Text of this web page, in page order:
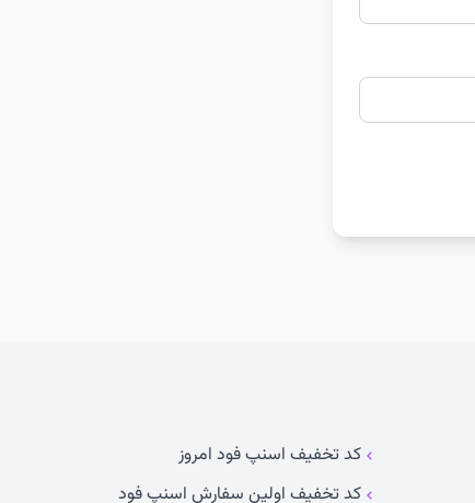
کد تخفیف اسنپ فود امروز
کد تخفیف اولین سفارش اسنپ فود